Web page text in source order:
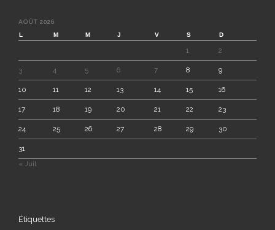
AOÛT 2026
L
M M J V S D
1 2
3 4 5 6 7 8 9
10 11 12 13 14 15 16
17 18 19 20 21 22 23
24 25 26 27 28 29 30
31
« Juil
Étiquettes